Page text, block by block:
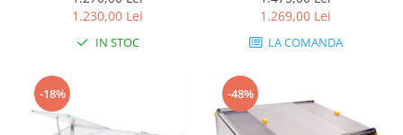
1.230,00 Lei
IN STOC
1.269,00 Lei
LA COMANDA
-18% -48%